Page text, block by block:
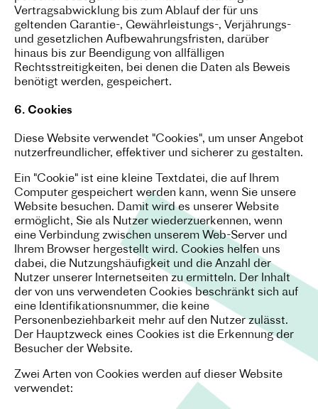
Vertragsabwicklung bis zum Ablauf der für uns
geltenden Garantie-, Gewährleistungs-, Verjährungs-
und gesetzlichen Aufbewahrungsfristen, darüber
hinaus bis zur Beendigung von allfälligen
Rechtsstreitigkeiten, bei denen die Daten als Beweis
benötigt werden, gespeichert.
6. Cookies
Diese Website verwendet "Cookies", um unser Angebot
nutzerfreundlicher, effektiver und sicherer zu gestalten.
Ein "Cookie" ist eine kleine Textdatei, die auf Ihrem
Computer gespeichert werden kann, wenn Sie unsere
Website besuchen. Damit wird es unserer Website
ermöglicht, Sie als Nutzer wiederzuerkennen, wenn
eine Verbindung zwischen unserem Web-Server und
Ihrem Browser hergestellt wird. Cookies helfen uns
dabei, die Nutzungshäufigkeit und die Anzahl der
Nutzer unserer Internetseiten zu ermitteln. Der Inhalt
der von uns verwendeten Cookies beschränkt sich auf
eine Identifikationsnummer, die keine
Personenbeziehbarkeit mehr auf den Nutzer zulässt.
Der Hauptzweck eines Cookies ist die Erkennung der
Besucher der Website.
Zwei Arten von Cookies werden auf dieser Website
verwendet: